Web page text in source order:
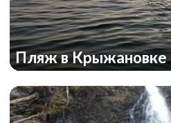
Пляж в Крыжановке